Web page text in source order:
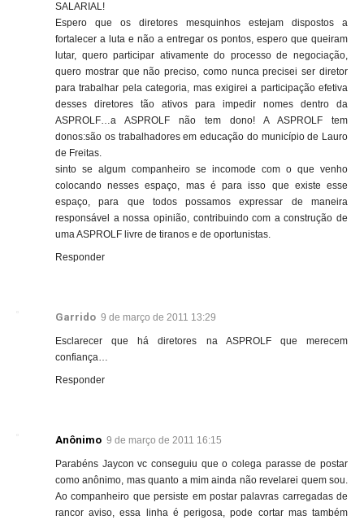
SALARIAL!
Espero que os diretores mesquinhos estejam dispostos a
fortalecer a luta e não a entregar os pontos, espero que queiram
lutar, quero participar ativamente do processo de negociação,
quero mostrar que não preciso, como nunca precisei ser diretor
para trabalhar pela categoria, mas exigirei a participação efetiva
desses diretores tão ativos para impedir nomes dentro da
ASPROLF…a ASPROLF não tem dono! A ASPROLF tem
donos:são os trabalhadores em educação do município de Lauro
de Freitas.
sinto se algum companheiro se incomode com o que venho
colocando nesses espaço, mas é para isso que existe esse
espaço, para que todos possamos expressar de maneira
responsável a nossa opinião, contribuindo com a construção de
uma ASPROLF livre de tiranos e de oportunistas.
Responder
Garrido 9 de março de 2011 13:29
Esclarecer que há diretores na ASPROLF que merecem
confiança…
Responder
Anônimo 9 de março de 2011 16:15
Parabéns Jaycon vc conseguiu que o colega parasse de postar
como anônimo, mas quanto a mim ainda não revelarei quem sou.
Ao companheiro que persiste em postar palavras carregadas de
rancor aviso, essa linha é perigosa, pode cortar mas também